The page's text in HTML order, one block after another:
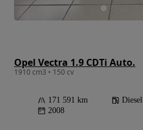
Opel Vectra 1.9 CDTi Auto.
1910 cm3 • 150 cv
171 591 km Diesel
2008